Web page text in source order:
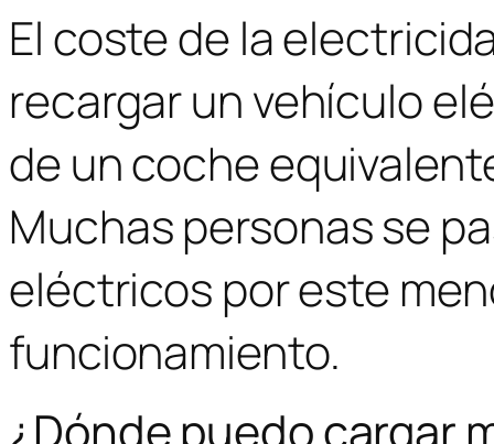
El coste de la
recargar un vehículo
de un coche
Muchas personas se
eléctricos por este
funcionamiento.
¿Dónde puedo cargar